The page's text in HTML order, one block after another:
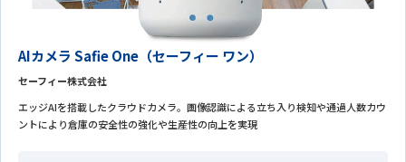
AIカメラ Safie One（セーフィー ワン）
セーフィー株式会社
エッジAIを搭載したクラウドカメラ。画像認識による立ち入り検知や通過人数カウ
ントにより倉庫の安全性の強化や生産性の向上を実現